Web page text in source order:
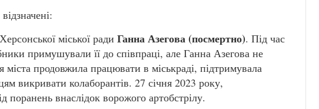
міської ради Ганна Азегова (посмертно). Під час
примушували її до співпраці, але Ганна Азегова не
міста продовжила працювати в міськраді, підтримувала
викривати колаборантів. 27 січня 2023 року,
поранень внаслідок ворожого артобстрілу.